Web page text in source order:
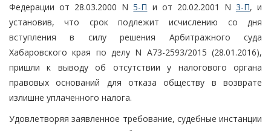
Федерации от 28.03.2000 N5-П и от 20.02.2001 N 3-П, и
установив, что срок подлежит исчислению со дня
вступления в силу решения Арбитражного суда
Хабаровского края по делу N А73-2593/2015 (28.01.2016),
пришли к выводу об отсутствии у налогового органа
правовых оснований для отказа обществу в возврате
излишне уплаченного налога.
Удовлетворяя заявленное требование, судебные инстанции